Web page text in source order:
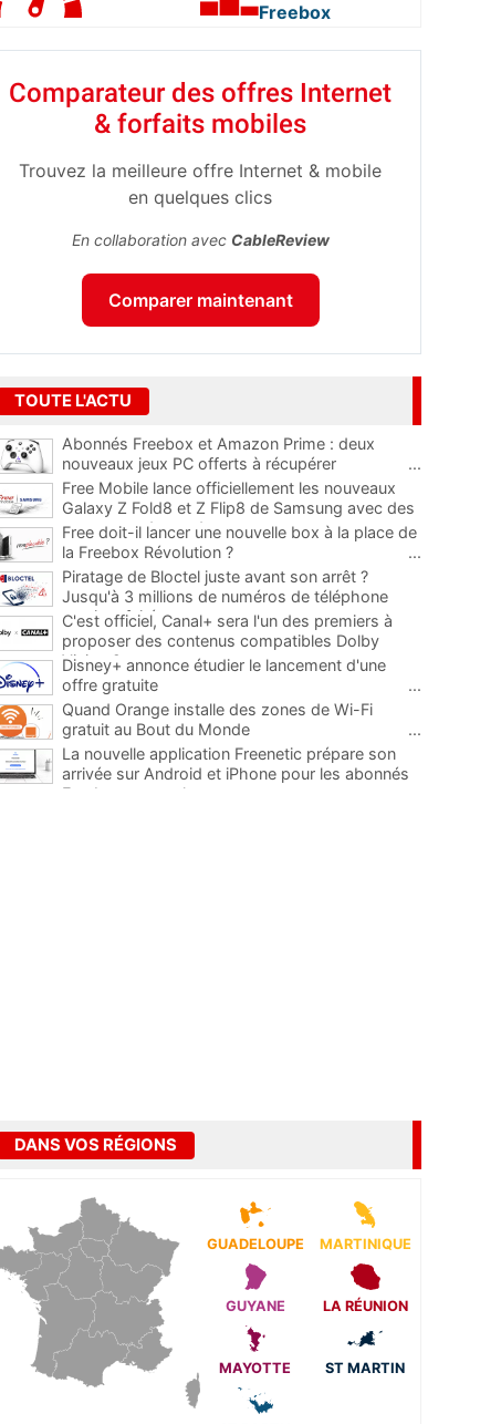
Freebox
Comparateur des offres Internet
& forfaits mobiles
Trouvez la meilleure offre Internet & mobile
en quelques clics
En collaboration avec CableReview
Comparer maintenant
TOUTE L'ACTU
Abonnés Freebox et Amazon Prime : deux
nouveaux jeux PC offerts à récupérer
...
Free Mobile lance officiellement les nouveaux
Galaxy Z Fold8 et Z Flip8 de Samsung avec des
promos et des cadeaux
...
Free doit-il lancer une nouvelle box à la place de
la Freebox Révolution ?
...
Piratage de Bloctel juste avant son arrêt ?
Jusqu'à 3 millions de numéros de téléphone
auraient fuité
C'est officiel, Canal+ sera l'un des premiers à
proposer des contenus compatibles Dolby
Vision 2
Disney+ annonce étudier le lancement d'une
offre gratuite
...
Quand Orange installe des zones de Wi-Fi
gratuit au Bout du Monde
...
La nouvelle application Freenetic prépare son
arrivée sur Android et iPhone pour les abonnés
Freebox, testez la
DANS VOS RÉGIONS
GUADELOUPE MARTINIQUE
GUYANE LA RÉUNION
MAYOTTE ST MARTIN